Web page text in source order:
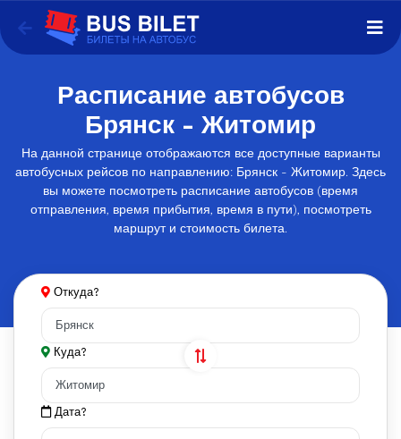
Расписание автобусов
Брянск - Житомир
На данной странице отображаются все доступные варианты
автобусных рейсов по направлению: Брянск - Житомир. Здесь
вы можете посмотреть расписание автобусов (время
отправления, время прибытия, время в пути), посмотреть
маршрут и стоимость билета.
Откуда?
Куда?
Дата?